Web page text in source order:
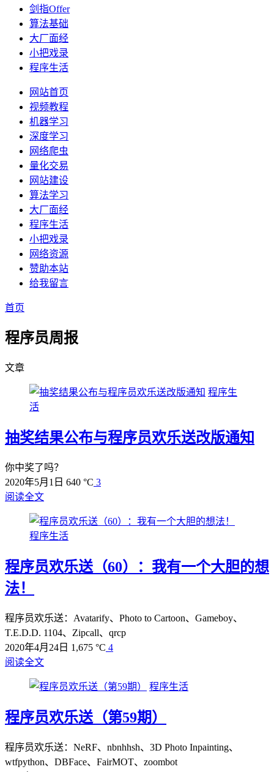
剑指Offer
算法基础
大厂面经
小把戏录
程序生活
网站首页
视频教程
机器学习
深度学习
网络爬虫
量化交易
网站建设
算法学习
大厂面经
程序生活
小把戏录
网络资源
赞助本站
给我留言
首页
程序员周报
文章
程序生
活
抽奖结果公布与程序员欢乐送改版通知
你中奖了吗？
2020年5月1日 640 °C 3
阅读全文
程序生活
程序员欢乐送（60）：我有一个大胆的想
法！
程序员欢乐送：Avatarify、Photo to Cartoon、Gameboy、
T.E.D.D. 1104、Zipcall、qrcp
2020年4月24日 1,675 °C 4
阅读全文
程序生活
程序员欢乐送（第59期）
程序员欢乐送：NeRF、nbnhhsh、3D Photo Inpainting、
wtfpython、DBFace、FairMOT、zoombot